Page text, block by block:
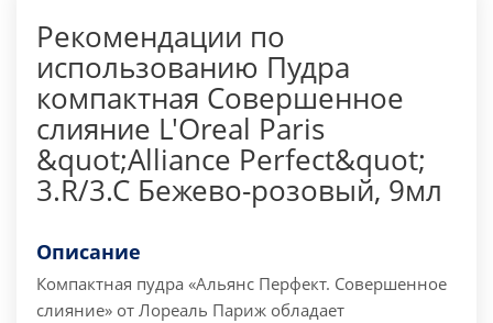
Рекомендации по
использованию Пудра
компактная Совершенное
слияние L'Oreal Paris
&quot;Alliance Perfect&quot;
3.R/3.C Бежево-розовый, 9мл
Описание
Компактная пудра «Альянс Перфект. Совершенное
слияние» от Лореаль Париж обладает